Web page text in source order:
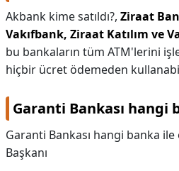
Akbank kime satıldı?, Ziraat
Vakıfbank, Ziraat Katılım ve
bu bankaların tüm ATM'lerini
hiçbir ücret ödemeden
Garanti Bankası hangi
Garanti Bankası hangi banka ile
Başkanı